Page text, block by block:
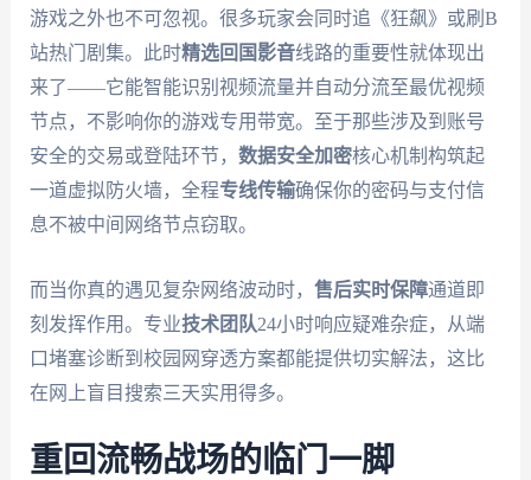
游戏之外也不可忽视。很多玩家会同时追《狂飙》或刷B
站热门剧集。此时精选回国影音线路的重要性就体现出
来了——它能智能识别视频流量并自动分流至最优视频
节点，不影响你的游戏专用带宽。至于那些涉及到账号
安全的交易或登陆环节， 数据安全加密核心机制构筑起
一道虚拟防火墙，全程专线传输确保你的密码与支付信
息不被中间网络节点窃取。
而当你真的遇见复杂网络波动时， 售后实时保障通道即
刻发挥作用。专业技术团队24小时响应疑难杂症，从端
口堵塞诊断到校园网穿透方案都能提供切实解法，这比
在网上盲目搜索三天实用得多。
重回流畅战场的临门一脚